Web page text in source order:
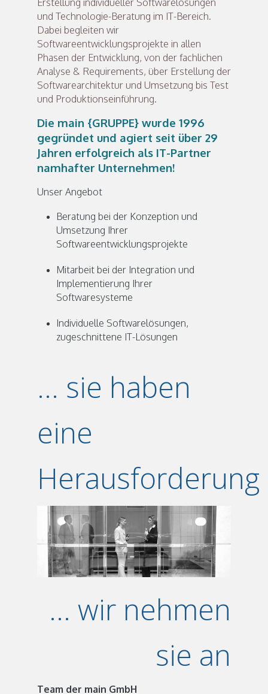
Erstellung individueller Softwarelösungen
und Technologie-Beratung im IT-Bereich.
Dabei begleiten wir
Softwareentwicklungsprojekte in allen
Phasen der Entwicklung, von der fachlichen
Analyse & Requirements, über Erstellung der
Softwarearchitektur und Umsetzung bis Test
und Produktionseinführung.
Die main {GRUPPE} wurde 1996
gegründet und agiert seit über 29
Jahren erfolgreich als IT-Partner
namhafter Unternehmen!
Unser Angebot
Beratung bei der Konzeption und
Umsetzung Ihrer
Softwareentwicklungsprojekte
Mitarbeit bei der Integration und
Implementierung Ihrer
Softwaresysteme
Individuelle Softwarelösungen,
zugeschnittene IT-Lösungen
... sie haben
eine
Herausforderung
... wir nehmen
sie an
Team der main GmbH